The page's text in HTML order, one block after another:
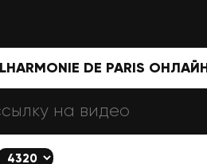
DE PARIS ОНЛАЙН